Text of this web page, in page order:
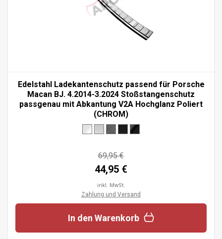
Edelstahl Ladekantenschutz passend für Porsche
Macan BJ. 4.2014-3.2024 Stoßstangenschutz
passgenau mit Abkantung V2A Hochglanz Poliert
(CHROM)
69,95 €
44,95 €
inkl. MwSt.
Zahlung und Versand
In den Warenkorb